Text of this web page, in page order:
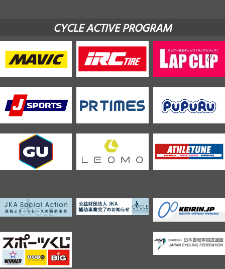
CYCLE ACTIVE PROGRAM